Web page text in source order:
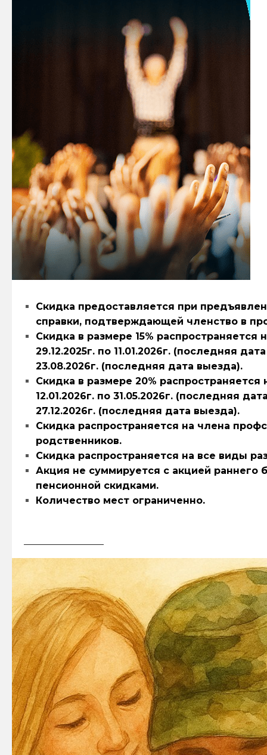
Скидка предоставляется при
справки, подтверждающей членство в
Скидка в размере 15% распространяется
29.12.2025г. по 11.01.2026г. (последняя
23.08.2026г. (последняя дата выезда).
Скидка в размере 20%
12.01.2026г. по 31.05.2026г. (последняя
27.12.2026г. (последняя дата выезда).
Скидка распространяется на члена
родственников.
Скидка распространяется на все виды
Акция не суммируется с акцией раннего
пенсионной скидками.
Количество мест ограниченно.